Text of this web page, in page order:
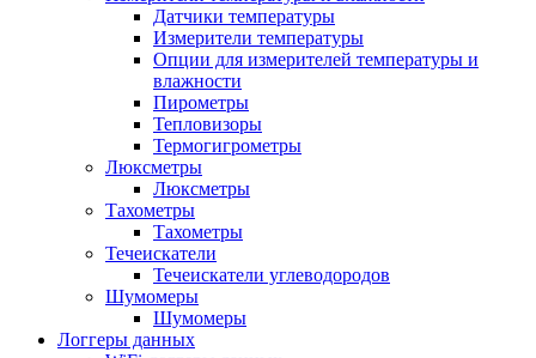
Датчики температуры
Измерители температуры
Опции для измерителей температуры и
влажности
Пирометры
Тепловизоры
Термогигрометры
Люксметры
Люксметры
Тахометры
Тахометры
Течеискатели
Течеискатели углеводородов
Шумомеры
Шумомеры
Логгеры данных